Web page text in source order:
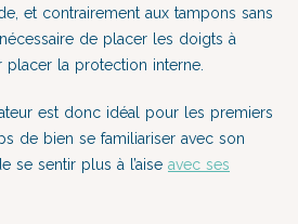
et contrairement aux tampons sans
de placer les doigts à
placer la protection interne.
est donc idéal pour les premiers
de bien se familiariser avec son
se sentir plus à l’aise avec ses